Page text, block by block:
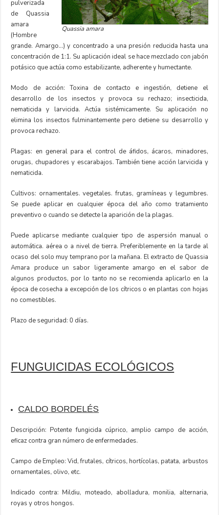
Quassia amara
pulverizada
de Quassia
amara
(Hombre
grande. Amargo…) y concentrado a una presión reducida hasta una
concentración de 1:1. Su aplicación ideal se hace mezclado con jabón
potásico que actúa como estabilizante, adherente y humectante.
Modo de acción: Toxina de contacto e ingestión, detiene el
desarrollo de los insectos y provoca su rechazo; insecticida,
nematicida y larvicida. Actúa sistémicamente. Su aplicación no
elimina los insectos fulminantemente pero detiene su desarrollo y
provoca rechazo.
Plagas: en general para el control de áfidos, ácaros, minadores,
orugas, chupadores y escarabajos. También tiene acción larvicida y
nematicida.
Cultivos: ornamentales. vegetales. frutas, gramíneas y legumbres.
Se puede aplicar en cualquier época del año como tratamiento
preventivo o cuando se detecte la aparición de la plagas.
Puede aplicarse mediante cualquier tipo de aspersión manual o
automática. aérea o a nivel de tierra. Preferiblemente en la tarde al
ocaso del solo muy temprano por la mañana. El extracto de Quassia
Amara produce un sabor ligeramente amargo en el sabor de
algunos productos, por lo tanto no se recomienda aplicarlo en la
época de cosecha a excepción de los cítricos o en plantas con hojas
no comestibles.
Plazo de seguridad: 0 días.
FUNGUICIDAS ECOLÓGICOS
CALDO BORDELÉS
Descripción: Potente fungicida cúprico, amplio campo de acción,
eficaz contra gran número de enfermedades.
Campo de Empleo: Vid, frutales, cítricos, hortícolas, patata, arbustos
ornamentales, olivo, etc.
Indicado contra: Mildiu, moteado, abolladura, monilia, alternaria,
royas y otros hongos.